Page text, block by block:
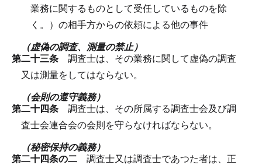
業務に関するものとして受任しているものを除
く。）の相手方からの依頼による他の事件
（虚偽の調査、測量の禁止）
第二十三条 調査士は、その業務に関して虚偽の調査
又は測量をしてはならない。
（会則の遵守義務）
第二十四条 調査士は、その所属する調査士会及び調
査士会連合会の会則を守らなければならない。
（秘密保持の義務）
第二十四条の二 調査士又は調査士であつた者は、正